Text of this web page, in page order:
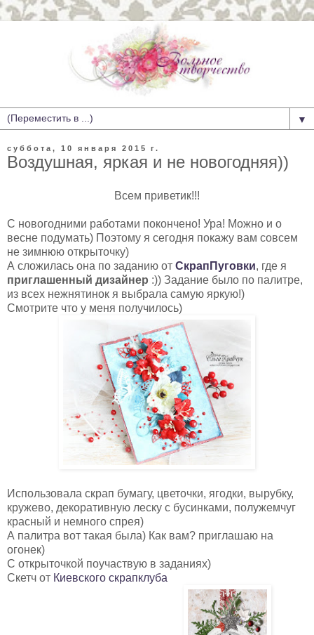
▼
суббота, 10 января 2015 г.
Воздушная, яркая и не новогодняя))
Всем приветик!!!
С новогодними работами покончено! Ура! Можно и о
весне подумать) Поэтому я сегодня покажу вам совсем
не зимнюю открыточку)
А сложилась она по заданию от СкрапПуговки, где я
приглашенный дизайнер :)) Задание было по палитре,
из всех нежнятинок я выбрала самую яркую!)
Смотрите что у меня получилось)
Использовала скрап бумагу, цветочки, ягодки, вырубку,
кружево, декоративную леску с бусинками, полужемчуг
красный и немного спрея)
А палитра вот такая была) Как вам? приглашаю на
огонек)
С открыточкой поучаствую в заданиях)
Скетч от Киевского скрапклуба